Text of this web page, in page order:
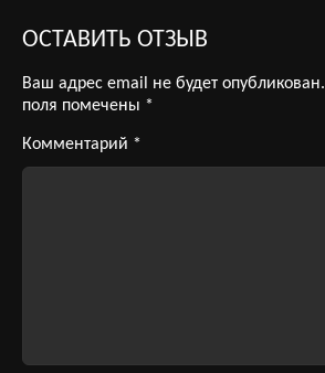
ОСТАВИТЬ ОТЗЫВ
Ваш адрес email не будет опубликован.
поля помечены *
Комментарий *